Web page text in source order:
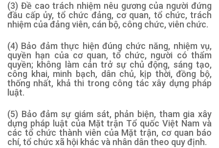
(3) Đề cao trách nhiệm nêu gương của người đứng
đầu cấp ủy, tổ chức đảng, cơ quan, tổ chức, trách
nhiệm của đảng viên, cán bộ, công chức, viên chức.
(4) Bảo đảm thực hiện đúng chức năng, nhiệm vụ,
quyền hạn của cơ quan, tổ chức, người có thẩm
quyền; không làm cản trở sự chủ động, sáng tạo,
công khai, minh bạch, dân chủ, kịp thời, đồng bộ,
thống nhất, khả thi trong công tác xây dựng pháp
luật.
(5) Bảo đảm sự giám sát, phản biện, tham gia xây
dựng pháp luật của Mặt trận Tổ quốc Việt Nam và
các tổ chức thành viên của Mặt trận, cơ quan báo
chí, tổ chức xã hội khác và nhân dân theo quy định.